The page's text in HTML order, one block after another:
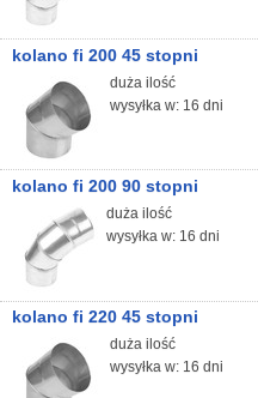
kolano fi 200 45 stopni
duża ilość
wysyłka w: 16 dni
kolano fi 200 90 stopni
duża ilość
wysyłka w: 16 dni
kolano fi 220 45 stopni
duża ilość
wysyłka w: 16 dni